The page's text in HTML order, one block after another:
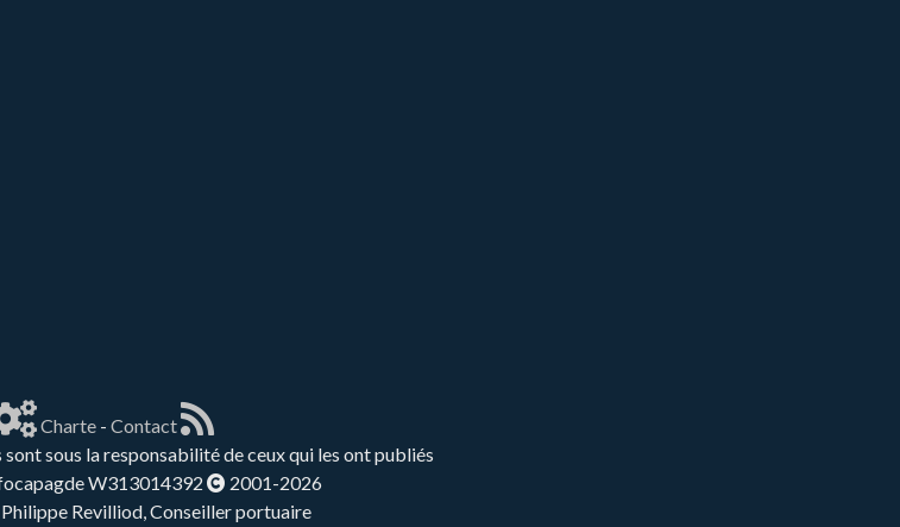
Charte- Contact
sous la responsabilité de ceux qui les ont publiés
W313014392
2001-2026
Revilliod, Conseiller portuaire